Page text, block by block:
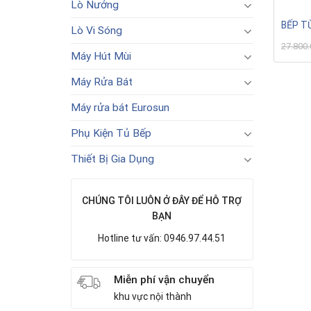
Lò Nướng
Lò Vi Sóng
Máy Hút Mùi
Máy Rửa Bát
Máy rửa bát Eurosun
Phụ Kiện Tủ Bếp
Thiết Bị Gia Dụng
CHÚNG TÔI LUÔN Ở ĐÂY ĐỂ HỖ TRỢ
BẠN
Hotline tư vấn: 0946.97.44.51
Miễn phí vận chuyển
khu vực nội thành
BẾP